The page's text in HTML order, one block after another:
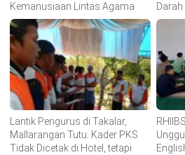
Kemanusiaan Lintas Agama
Darah
Lantik Pengurus di Takalar,
Mallarangan Tutu: Kader PKS
Tidak Dicetak di Hotel, tetapi